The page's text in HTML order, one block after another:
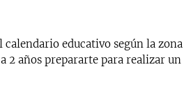
educativo según la
2 años prepararte para realizar